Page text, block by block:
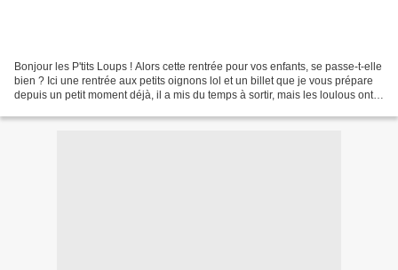
Bonjour les P'tits Loups ! Alors cette rentrée pour vos enfants, se passe-t-elle
bien ? Ici une rentrée aux petits oignons lol et un billet que je vous prépare
depuis un petit moment déjà, il a mis du temps à sortir, mais les loulous ont